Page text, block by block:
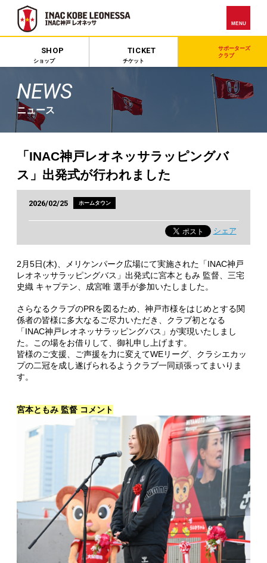
MENU
SHOP
ショップ
TICKET
チケット
サポーターズ
クラブ
NEWS
ニュース
「INAC神戸レオネッサラッピングバ
ス」出発式が行われました
2026/02/25 ホームタウン
シェア
2月5日(木)、メリケンパーク広場にて実施された「INAC神戸
レオネッサラッピングバス」出発式に宮本ともみ 監督、三宅
史織 キャプテン、成宮唯 選手が参加いたしました。
さらなるクラブのPRを図るため、神戸市様をはじめとする関
係者の皆様に多大なるご尽力いただき、クラブ初となる
「INAC神戸レオネッサラッピングバス」が実現いたしまし
た。この場をお借りして、御礼申し上げます。
皆様のご支援、ご声援を力に変えてWEリーグ、クラシエカッ
プの二冠を成し遂げられるようクラブ一同頑張ってまいりま
す。
宮本ともみ 監督 コメント